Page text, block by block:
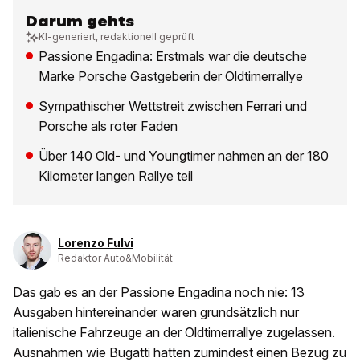
Darum gehts
KI-generiert, redaktionell geprüft
Passione Engadina: Erstmals war die deutsche
Marke Porsche Gastgeberin der Oldtimerrallye
Sympathischer Wettstreit zwischen Ferrari und
Porsche als roter Faden
Über 140 Old- und Youngtimer nahmen an der 180
Kilometer langen Rallye teil
Lorenzo Fulvi
Redaktor Auto&Mobilität
Das gab es an der Passione Engadina noch nie: 13
Ausgaben hintereinander waren grundsätzlich nur
italienische Fahrzeuge an der Oldtimerrallye zugelassen.
Ausnahmen wie Bugatti hatten zumindest einen Bezug zu